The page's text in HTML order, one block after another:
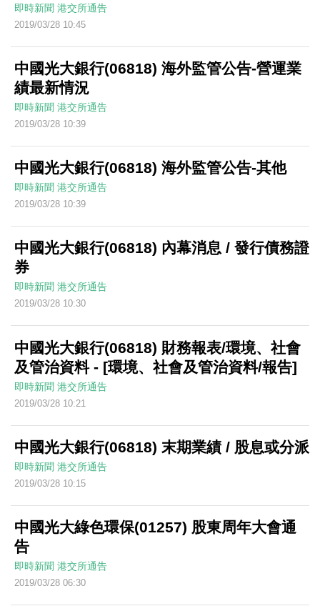
即時新聞 港交所通告
2019/03/28 10:45
中國光大銀行(06818) 海外監管公告-營運業
績最新情況
即時新聞 港交所通告
2019/03/28 10:39
中國光大銀行(06818) 海外監管公告-其他
即時新聞 港交所通告
2019/03/28 10:39
中國光大銀行(06818) 內幕消息 / 發行債務證
券
即時新聞 港交所通告
2019/03/28 10:30
中國光大銀行(06818) 財務報表/環境、社會
及管治資料 - [環境、社會及管治資料/報告]
即時新聞 港交所通告
2019/03/28 10:21
中國光大銀行(06818) 末期業績 / 股息或分派
即時新聞 港交所通告
2019/03/28 10:15
中國光大綠色環保(01257) 股東周年大會通
告
即時新聞 港交所通告
2019/03/28 06:30